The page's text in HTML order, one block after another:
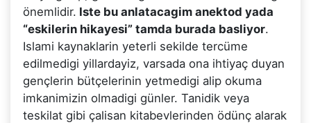
önemlidir. Iste bu anlatacagim anektod yada
“eskilerin hikayesi” tamda burada basliyor.
Islami kaynaklarin yeterli sekilde tercüme
edilmedigi yillardayiz, varsada ona ihtiyaç duyan
gençlerin bütçelerinin yetmedigi alip okuma
imkanimizin olmadigi günler. Tanidik veya
teskilat gibi çalisan kitabevlerinden ödünç alarak